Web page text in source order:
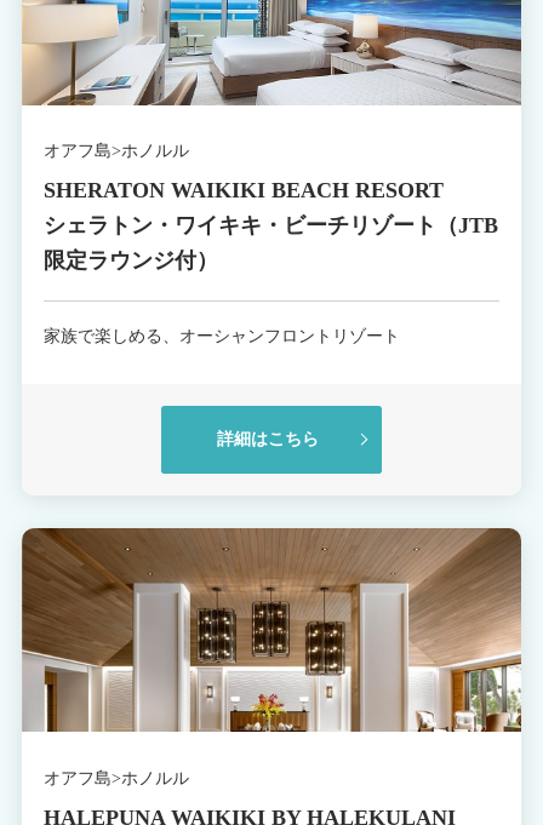
オアフ島>ホノルル
SHERATON WAIKIKI BEACH RESORT
シェラトン・ワイキキ・ビーチリゾート（JTB
限定ラウンジ付）
家族で楽しめる、オーシャンフロントリゾート
詳細はこちら
オアフ島>ホノルル
HALEPUNA WAIKIKI BY HALEKULANI